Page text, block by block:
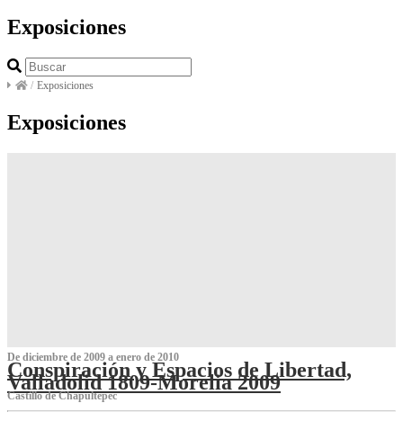
Exposiciones
/ Exposiciones
Exposiciones
De diciembre de 2009 a enero de 2010
Conspiración y Espacios de Libertad,
Valladolid 1809-Morelia 2009
Castillo de Chapultepec